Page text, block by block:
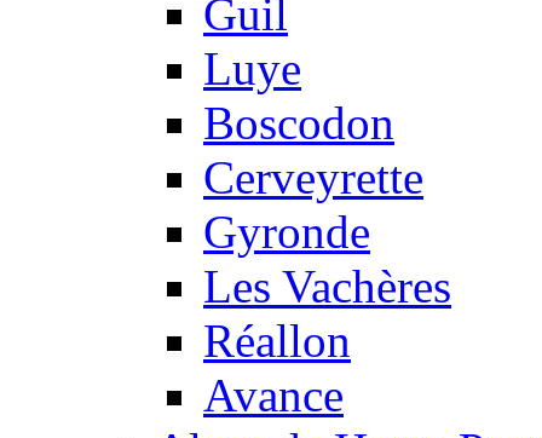
Guil
Luye
Boscodon
Cerveyrette
Gyronde
Les Vachères
Réallon
Avance